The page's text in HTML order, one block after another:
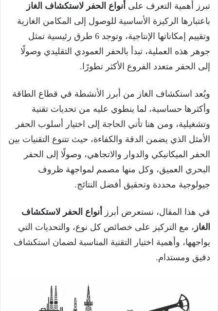
تبرز أهمية التعرف على أنواع الحفر لاستكشاف الغاز
باعتبارها الركيزة الأساسية للوصول إلى المكامن الغازية
وتقييم إمكاناتها الإنتاجية، وتوجد 6 طرق رئيسية تمثل
جوهر هذه العملية، تبدأ بالحفر العمودي التقليدي وصولًا
إلى الحفر متعدد الفروع الأكثر تطورًا.
ويُعد استكشاف الغاز من أبرز الأنشطة في قطاع الطاقة
وأكثرها حساسية، لما ينطوي عليه من تحديات تقنية
وتشغيلية، ومن هنا تأتي الحاجة إلى اختيار أسلوب الحفر
الأمثل الذي يضمن الدقة والكفاءة، حيث تتنوع التقنيات بين
الحفر الميكانيكي والدوار والاتجاهي، وصولًا إلى الحفر
البحري العميق، وكل منها مصمم لمواجهة ظروف
جيولوجية محددة وتحقيق أفضل النتائج.
في هذا المقال، نستعرض أبرز
أنواع الحفر لاستكشاف
الغاز ، مع التركيز على خصائص كل نوع، والتحديات التي
يواجهها، وأهمية اختيار التقنية المناسبة لضمان استكشاف
دقيق ومستدام.